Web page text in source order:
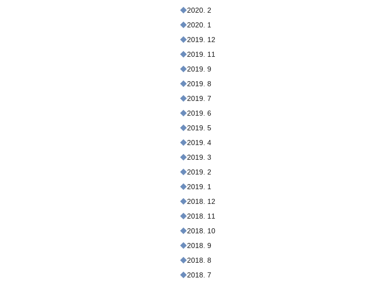
2020. 2
2020. 1
2019. 12
2019. 11
2019. 9
2019. 8
2019. 7
2019. 6
2019. 5
2019. 4
2019. 3
2019. 2
2019. 1
2018. 12
2018. 11
2018. 10
2018. 9
2018. 8
2018. 7